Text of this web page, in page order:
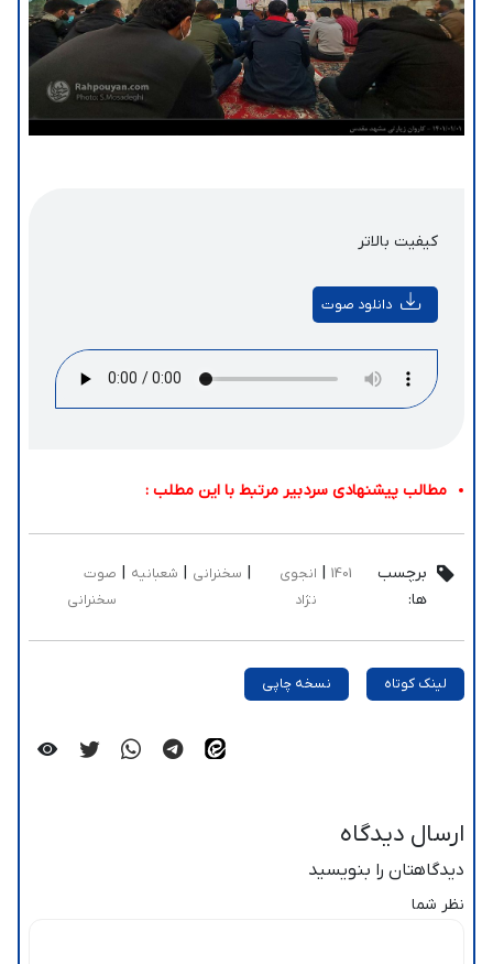
کیفیت بالاتر
دانلود صوت
مطالب پیشنهادی سردبیر مرتبط با این مطلب :
برچسب
ها:
1401
انجوی
نژاد
سخنرانی شعبانیه
صوت
سخنرانی
لینک کوتاه نسخه چاپی
ارسال دیدگاه
دیدگاهتان را بنویسید
نظر شما